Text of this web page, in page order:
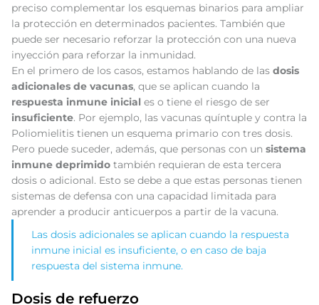
preciso complementar los esquemas binarios para ampliar
la protección en determinados pacientes. También que
puede ser necesario reforzar la protección con una nueva
inyección para reforzar la inmunidad.
En el primero de los casos, estamos hablando de las dosis
adicionales de vacunas, que se aplican cuando la
respuesta inmune inicial es o tiene el riesgo de ser
insuficiente. Por ejemplo, las vacunas quíntuple y contra la
Poliomielitis tienen un esquema primario con tres dosis.
Pero puede suceder, además, que personas con un sistema
inmune deprimido también requieran de esta tercera
dosis o adicional. Esto se debe a que estas personas tienen
sistemas de defensa con una capacidad limitada para
aprender a producir anticuerpos a partir de la vacuna.
Las dosis adicionales se aplican cuando la respuesta
inmune inicial es insuficiente, o en caso de baja
respuesta del sistema inmune.
Dosis de refuerzo